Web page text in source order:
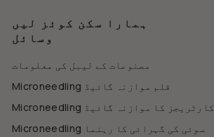
ہمارا سکن کوئز لیں
وسائل
مصنوعات کے لیبل کی معلومات
Microneedling قلم موازنہ گائیڈ
Microneedling کارٹریجز کا موازنہ گائیڈ
Microneedling سوئی کی گہرائی کا رہنما